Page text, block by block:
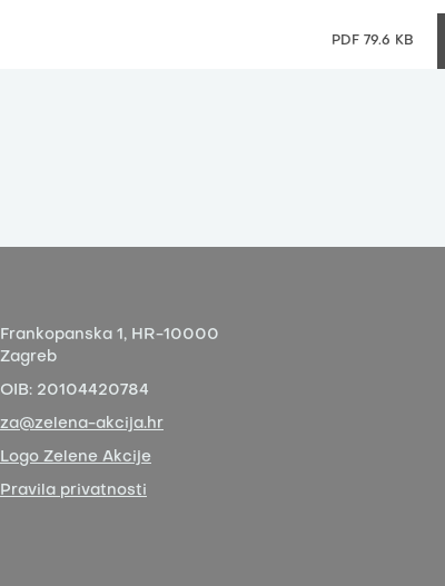
PDF 79.6 KB
Frankopanska 1, HR-10000
Zagreb
OIB: 20104420784
za@zelena-akcija.hr
Logo Zelene Akcije
Pravila privatnosti